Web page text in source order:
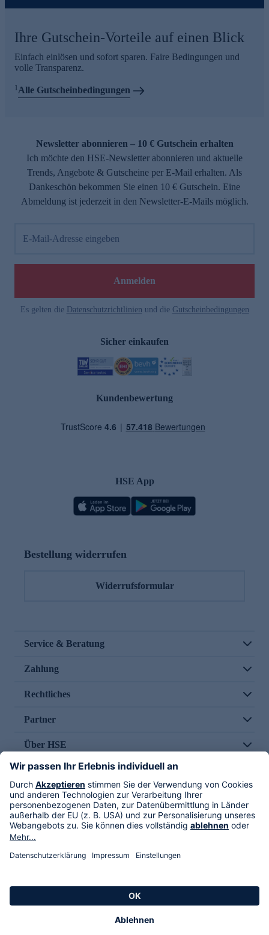
Ihre Gutschein-Vorteile auf einen Blick
Einfach einlösen und sofort sparen. Faire Bedingungen und
volle Transparenz.
1Alle Gutscheinbedingungen
Newsletter abonnieren – 10 € Gutschein erhalten
Ich möchte den HSE-Newsletter abonnieren und aktuelle
Trends, Angebote & Gutscheine per E-Mail erhalten. Als
Dankeschön bekommen Sie einen 10 € Gutschein. Eine
Abmeldung ist jederzeit in den Newsletter-E-Mails möglich.
E-Mail-Adresse eingeben
Anmelden
Es gelten die Datenschutzrichtlinien und die Gutscheinbedingungen
Sicher einkaufen
Kundenbewertung
HSE App
Bestellung widerrufen
Widerrufsformular
Service & Beratung
Zahlung
Rechtliches
Partner
Über HSE
Im TV
HSE International